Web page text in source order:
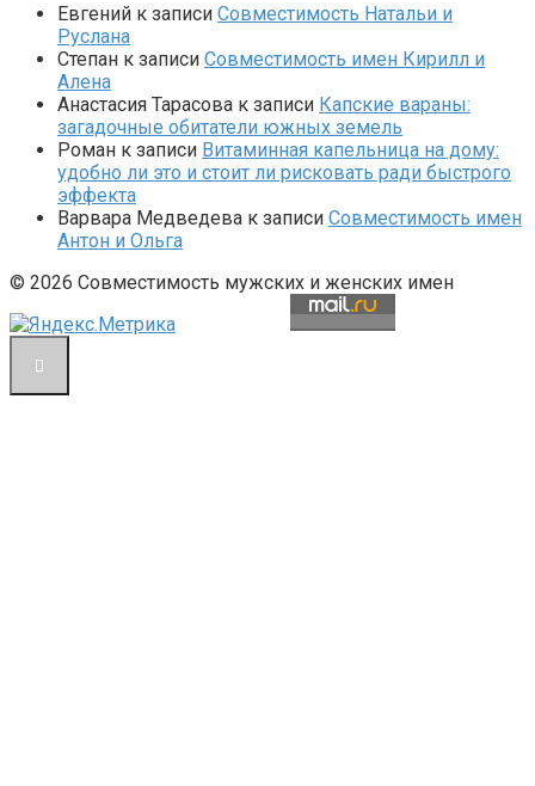
Евгений к записи Совместимость Натальи и
Руслана
Степан к записи Совместимость имен Кирилл и
Алена
Анастасия Тарасова к записи Капские вараны:
загадочные обитатели южных земель
Роман к записи Витаминная капельница на дому:
удобно ли это и стоит ли рисковать ради быстрого
эффекта
Варвара Медведева к записи Совместимость имен
Антон и Ольга
© 2026 Совместимость мужских и женских имен